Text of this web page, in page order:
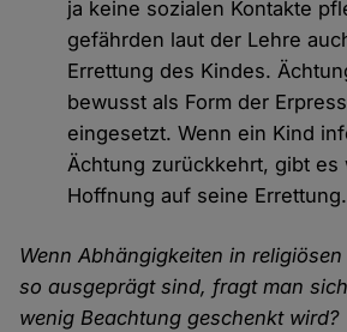
ja keine sozialen Kontakte
gefährden laut der Lehre
Errettung des Kindes.
bewusst als Form der
eingesetzt. Wenn ein Kind
Ächtung zurückkehrt, gibt es
Hoffnung auf seine Errettung.
Wenn Abhängigkeiten in
so ausgeprägt sind, fragt man
wenig Beachtung geschenkt wird?